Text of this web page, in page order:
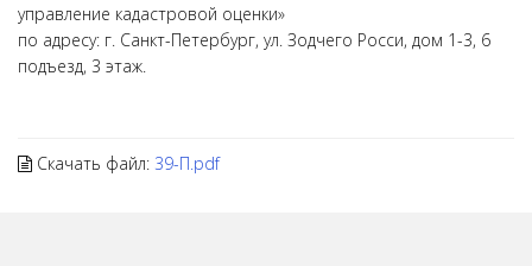
управление кадастровой оценки»
по адресу: г. Санкт-Петербург, ул. Зодчего Росси, дом 1-3, 6
подъезд, 3 этаж.
Скачать файл: 39-П.pdf